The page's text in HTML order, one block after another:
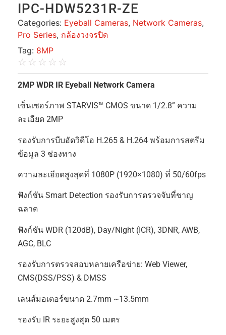
IPC-HDW5231R-ZE
Categories: Eyeball Cameras, Network Cameras,
Pro Series, กล้องวงจรปิด
Tag: 8MP
☆ ☆ ☆ ☆ ☆
2MP WDR IR Eyeball Network Camera
เซ็นเซอร์ภาพ STARVIS™ CMOS ขนาด 1/2.8” ความ
ละเอียด 2MP
รองรับการบีบอัดวิดีโอ H.265 & H.264 พร้อมการสตรีม
ข้อมูล 3 ช่องทาง
ความละเอียดสูงสุดที่ 1080P (1920×1080) ที่ 50/60fps
ฟังก์ชัน Smart Detection รองรับการตรวจจับที่ชาญ
ฉลาด
ฟังก์ชัน WDR (120dB), Day/Night (ICR), 3DNR, AWB,
AGC, BLC
รองรับการตรวจสอบหลายเครือข่าย: Web Viewer,
CMS(DSS/PSS) & DMSS
เลนส์มอเตอร์ขนาด 2.7mm ~13.5mm
รองรับ IR ระยะสูงสุด 50 เมตร